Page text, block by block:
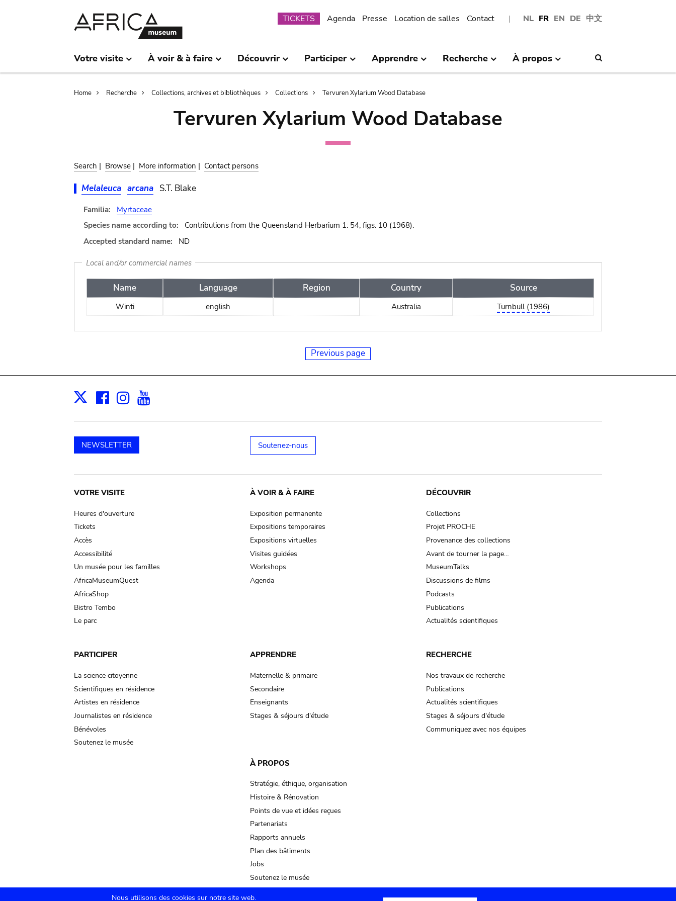
NL FR EN DE 中文
Submenu
TICKETS Agenda Presse Location de salles Contact
Votre visite À voir & à faire Découvrir Participer Apprendre Recherche À propos
Breadcrumb
Home Recherche Collections, archives et bibliothèques Collections Tervuren Xylarium Wood Database
Tervuren Xylarium Wood Database
Search | Browse | More information | Contact persons
Melaleuca arcana S.T. Blake
Familia:
Myrtaceae
Species name according to:
Contributions from the Queensland Herbarium 1: 54, figs. 10 (1968).
Accepted standard name:
ND
Local and/or commercial names
Name Language Region Country Source
Winti english Australia Turnbull (1986)
Previous page
X Facebook
Instagram
NEWSLETTER Soutenez-nous
Main
navigation
VOTRE VISITE
Heures d'ouverture
Tickets
Accès
Accessibilité
Un musée pour les familles
AfricaMuseumQuest
AfricaShop
Bistro Tembo
Le parc
À VOIR & À FAIRE
Exposition permanente
Expositions temporaires
Expositions virtuelles
Visites guidées
Workshops
Agenda
DÉCOUVRIR
Collections
Projet PROCHE
Provenance des collections
Avant de tourner la page…
MuseumTalks
Discussions de films
Podcasts
Publications
Actualités scientifiques
PARTICIPER
La science citoyenne
Scientifiques en résidence
Artistes en résidence
Journalistes en résidence
Bénévoles
Soutenez le musée
APPRENDRE
Maternelle & primaire
Secondaire
Enseignants
Stages & séjours d'étude
RECHERCHE
Nos travaux de recherche
Publications
Actualités scientifiques
Stages & séjours d'étude
Communiquez avec nos équipes
À PROPOS
Stratégie, éthique, organisation
Histoire & Rénovation
Points de vue et idées reçues
Partenariats
Rapports annuels
Plan des bâtiments
Jobs
Soutenez le musée
Nous utilisons des cookies sur notre site web.